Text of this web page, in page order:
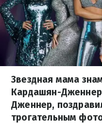
Звездная мама
Кардашян-
Дженнер,
трогательным